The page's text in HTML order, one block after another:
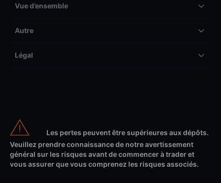
Vue d’ensemble
Autre
Légal
Les pertes peuvent être supérieures aux dépôts.
Veuillez prendre connaissance de notre avertissement
général sur les risques avant de commencer à trader et
vous assurer que vous comprenez les risques associés.